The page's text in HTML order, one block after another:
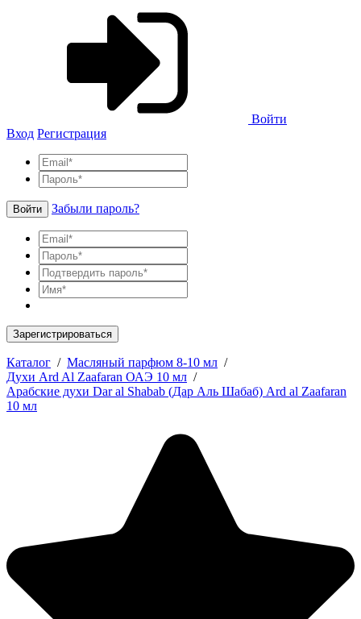
Войти
Вход Регистрация
Войти Забыли пароль?
Зарегистрироваться
Каталог / Масляный парфюм 8-10 мл /
Духи Ard Al Zaafaran ОАЭ 10 мл /
Арабские духи Dar al Shabab​​​​​​​ (Дар Аль Шабаб) Ard al Zaafaran
10 мл